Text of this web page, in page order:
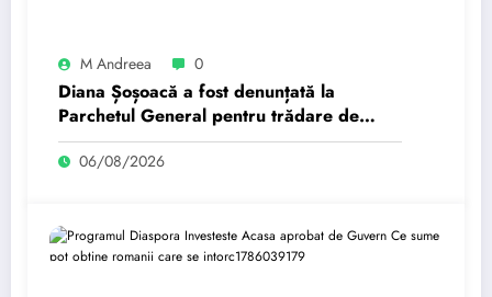
M Andreea 0
Diana Șoșoacă a fost denunțată la
Parchetul General pentru trădare de
țară: „Este subordonată unei…”
06/08/2026